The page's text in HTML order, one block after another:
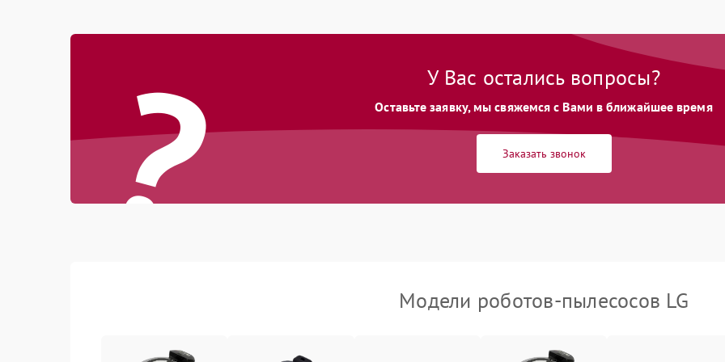
Проблемы с механикой
Режим работы
Программные сбои
? У Вас остались вопросы?
Оставьте заявку, мы свяжемся с Вами в ближайшее время
Заказать звонок
Модели роботов-пылесосов LG